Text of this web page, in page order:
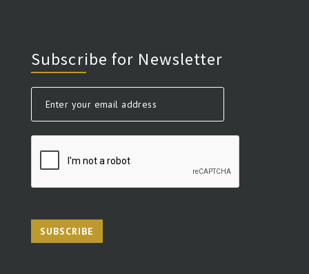
Subscribe for Newsletter
SUBSCRIBE